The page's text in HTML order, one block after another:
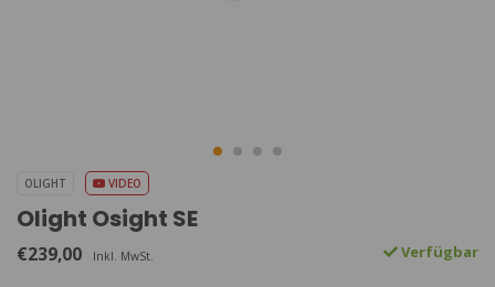
OLIGHT VIDEO
Olight Osight SE
€239,00 Inkl. MwSt. Verfügbar